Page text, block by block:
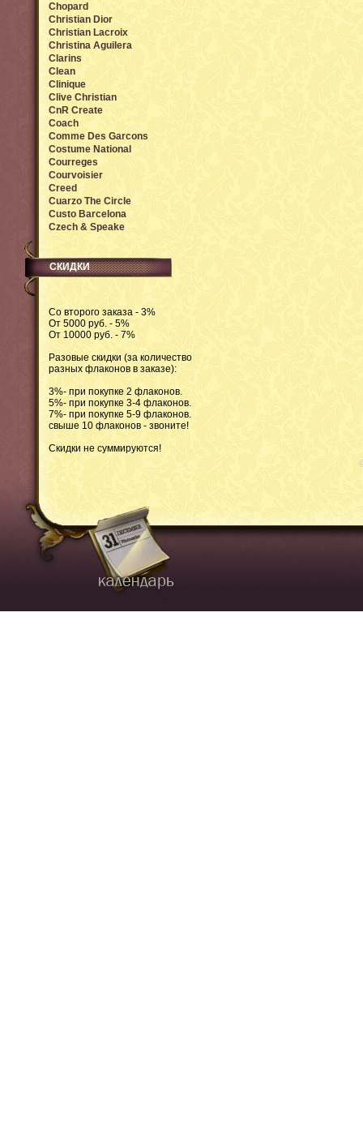
Chopard
Christian Dior
Christian Lacroix
Christina Aguilera
Clarins
Clean
Clinique
Clive Christian
CnR Create
Coach
Comme Des Garcons
Costume National
Courreges
Courvoisier
Creed
Cuarzo The Circle
Custo Barcelona
Czech & Speake
СКИДКИ
Со второго заказа - 3%
От 5000 руб. - 5%
От 10000 руб. - 7%
Разовые скидки (за количество
разных флаконов в заказе):
3%- при покупке 2 флаконов.
5%- при покупке 3-4 флаконов.
7%- при покупке 5-9 флаконов.
свыше 10 флаконов - звоните!
Скидки не суммируются!